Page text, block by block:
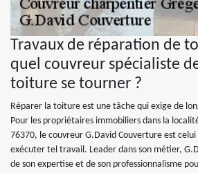
Travaux de réparation de
quel couvreur spécialiste
toiture se tourner ?
Réparer la toiture est une tâche qui exige de
Pour les propriétaires immobiliers dans la
76370, le couvreur G.David Couverture est
exécuter tel travail. Leader dans son métier,
de son expertise et de son professionnalisme